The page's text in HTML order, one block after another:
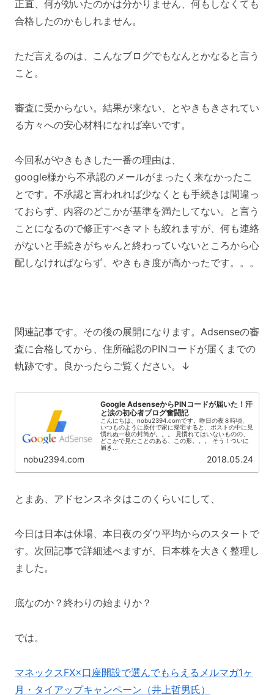
正直、何が効いたのかは分かりません、何もしなくても
合格したのかもしれません。
ただ言えるのは、こんなブログでもなんとかなると言う
こと。
審査に受からない。結果が来ない、とやきもきされてい
る方々への安心材料になれば幸いです。
今回私がやきもきした一番の理由は、
google様から不承認のメールがまったく来なかったこ
とです。不承認と言われれば少なくとも手続きは間違っ
ておらず、内容のどこかが基準を満たしてない。と言う
ことになるので修正すべきマトも絞れますが、何も連絡
がないと手続きがちゃんと終わっていないところから心
配しなければならず、やきもき度が高かったです。。。
関連記事です。その後の展開になります。Adsenseの審
査に合格してから、住所確認のPINコードが届くまでの
軌跡です。良かったらご覧ください。↓
Google AdsenseからPINコードが届いた！汗
と涙の初心者ブログ奮闘記
こんにちは、nobu2394.comです。昨日の夜８時頃、
いつものように原付で家に帰宅すると、ポストの中に見
慣れぬ一枚の封筒が。。。 見慣れてはいないものの、
どこかで見たことのある、この形。。。 そう！ついに
届き...
nobu2394.com 2018.05.24
とまあ、アドセンスネタはこのくらいにして、
今日は日本は休場、本日夜のダウ平均からのスタートで
す。次回記事で詳細述べますが、日本株を大きく整理し
ました。
底なのか？終わりの始まりか？
では。
マネックスFX×口座開設で選んでもらえるメルマガ1ヶ
月・タイアップキャンペーン（井上哲男氏）